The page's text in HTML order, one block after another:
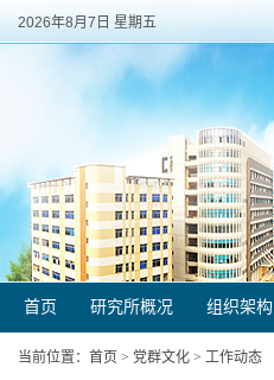
2026年8月7日 星期五
首页 研究所概况 组织架构
当前位置： 首页 > 党群文化 > 工作动态